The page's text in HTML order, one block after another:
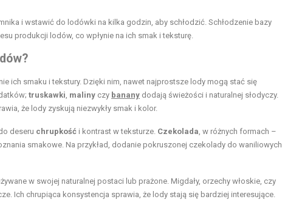
i wstawić do lodówki na kilka godzin, aby schłodzić. Schłodzenie bazy
produkcji lodów, co wpłynie na ich smak i teksturę.
ich smaku i tekstury. Dzięki nim, nawet najprostsze lody mogą stać się
truskawki, maliny czy banany dodają świeżości i naturalnej słodyczy.
że lody zyskują niezwykły smak i kolor.
deseru chrupkość i kontrast w teksturze. Czekolada, w różnych formach –
smakowe. Na przykład, dodanie pokruszonej czekolady do waniliowych
w swojej naturalnej postaci lub prażone. Migdały, orzechy włoskie, czy
Ich chrupiąca konsystencja sprawia, że lody stają się bardziej interesujące.